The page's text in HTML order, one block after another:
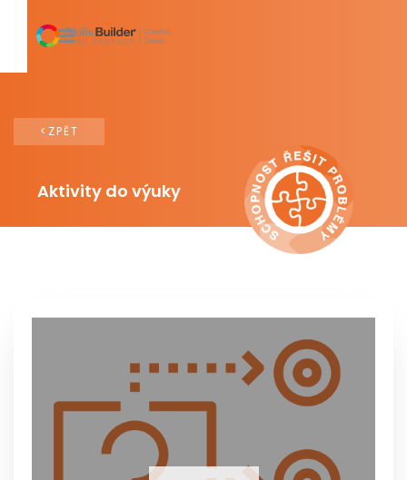
<ZPĚT
Aktivity do výuky